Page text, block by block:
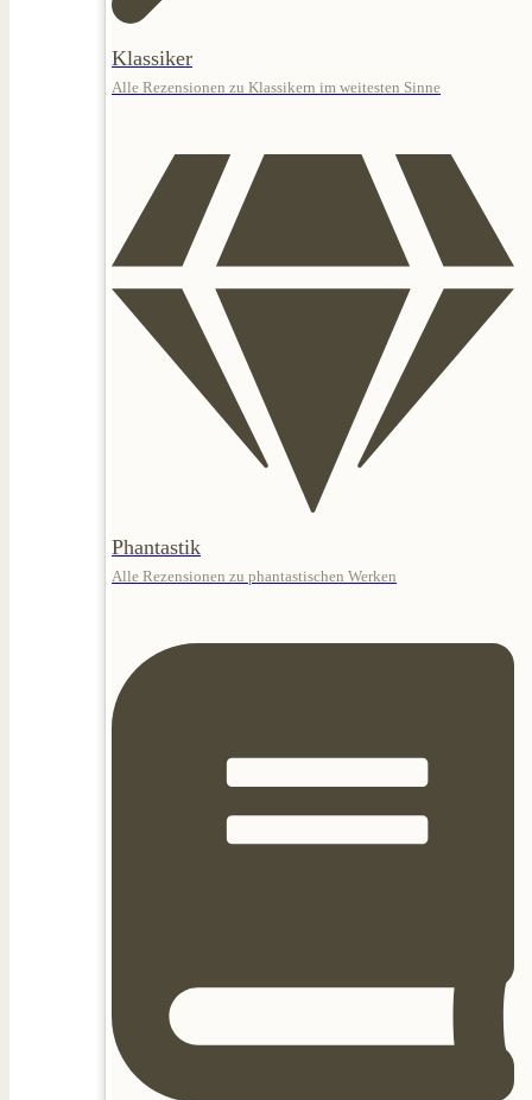
Klassiker
Alle Rezensionen zu Klassikern im weitesten Sinne
Phantastik
Alle Rezensionen zu phantastischen Werken